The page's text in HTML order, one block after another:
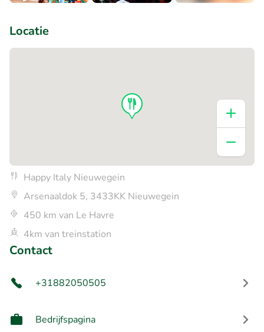
Locatie
Happy Italy Nieuwegein
Arsenaaldok 5, 3433KK Nieuwegein
450 km van Le Havre
4km van treinstation
Contact
+31882050505
Bedrijfspagina